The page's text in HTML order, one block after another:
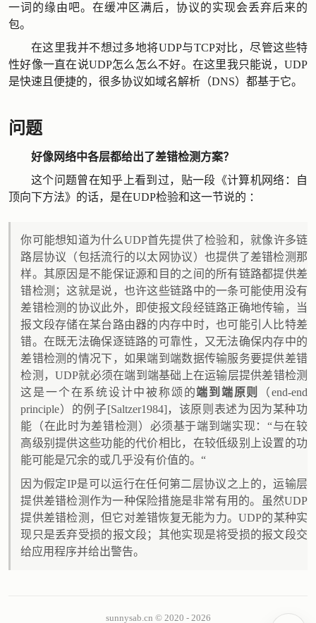
一词的缘由吧。在缓冲区满后，协议的实现会丢弃后来的
包。
在这里我并不想过多地将UDP与TCP对比，尽管这些特
性好像一直在说UDP怎么怎么不好。在这里我只能说，UDP
是快速且便捷的，很多协议如域名解析（DNS）都基于它。
问题
好像网络中各层都给出了差错检测方案？
这个问题曾在知乎上看到过，贴一段《计算机网络：自
顶向下方法》的话，是在UDP检验和这一节说的 ：
你可能想知道为什么UDP首先提供了检验和，就像许多链
路层协议（包括流行的以太网协议）也提供了差错检测那
样。其原因是不能保证源和目的之间的所有链路都提供差
错检测；这就是说，也许这些链路中的一条可能使用没有
差错检测的协议此外，即使报文段经链路正确地传输，当
报文段存储在某台路由器的内存中时，也可能引人比特差
错。在既无法确保逐链路的可靠性，又无法确保内存中的
差错检测的情况下，如果端到端数据传输服务要提供差错
检测，UDP就必须在端到端基础上在运输层提供差错检测
这是一个在系统设计中被称颂的端到端原则
（end-end
principle）的例子[Saltzer1984]，该原则表述为因为某种功
能（在此时为差错检测）必须基于端到端实现：“与在较
高级别提供这些功能的代价相比，在较低级别上设置的功
能可能是冗余的或几乎没有价值的。“
因为假定IP是可以运行在任何第二层协议之上的，运输层
提供差错检测作为一种保险措施是非常有用的。虽然UDP
提供差错检测，但它对差错恢复无能为力。UDP的某种实
现只是丢弃受损的报文段；其他实现是将受损的报文段交
给应用程序并给出警告。
sunnysab.cn © 2020 - 2026